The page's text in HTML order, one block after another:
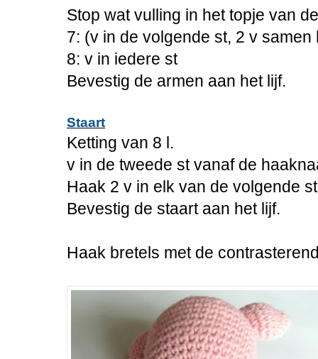
Stop wat vulling in het topje van
7: (v in de volgende st, 2 v
8: v in iedere st
Bevestig de armen aan het lijf.
Staart
Ketting van 8 l.
v in de tweede st vanaf de
Haak 2 v in elk van de volgende
Bevestig de staart aan het lijf.
Haak bretels met de